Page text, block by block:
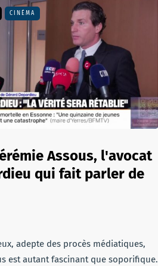
CINÉMA
Assous, l'avocat
qui fait parler de
adepte des procès médiatiques,
est autant fascinant que soporifique.